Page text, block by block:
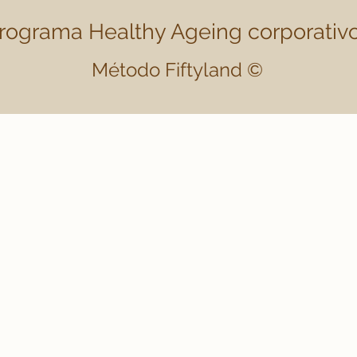
Healthy Ageing
Método Fiftyland ©